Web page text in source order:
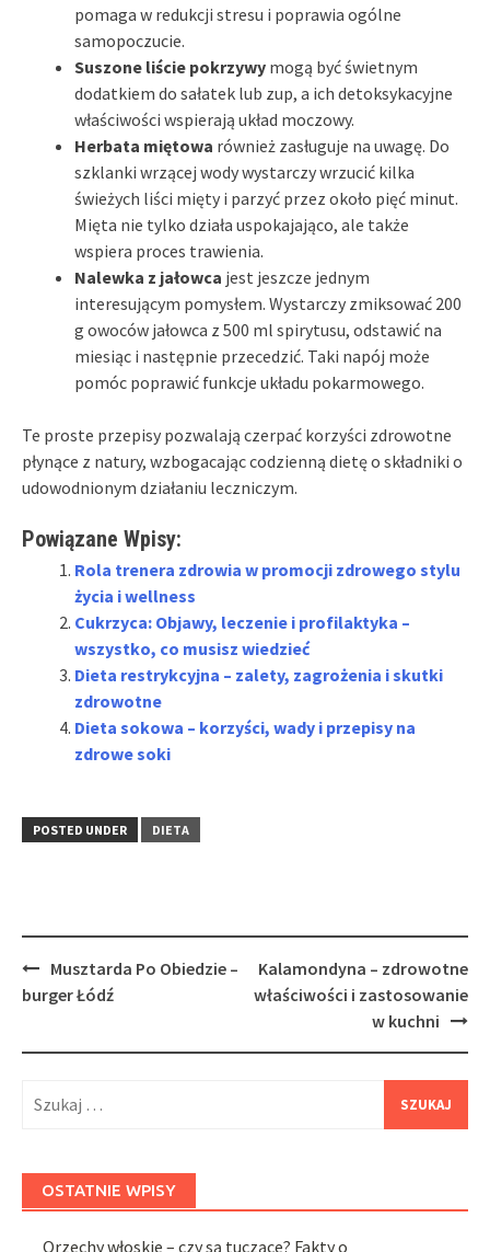
pomaga w redukcji stresu i poprawia ogólne
samopoczucie.
Suszone liście pokrzywy mogą być świetnym
dodatkiem do sałatek lub zup, a ich detoksykacyjne
właściwości wspierają układ moczowy.
Herbata miętowa również zasługuje na uwagę. Do
szklanki wrzącej wody wystarczy wrzucić kilka
świeżych liści mięty i parzyć przez około pięć minut.
Mięta nie tylko działa uspokajająco, ale także
wspiera proces trawienia.
Nalewka z jałowca jest jeszcze jednym
interesującym pomysłem. Wystarczy zmiksować 200
g owoców jałowca z 500 ml spirytusu, odstawić na
miesiąc i następnie przecedzić. Taki napój może
pomóc poprawić funkcje układu pokarmowego.
Te proste przepisy pozwalają czerpać korzyści zdrowotne
płynące z natury, wzbogacając codzienną dietę o składniki o
udowodnionym działaniu leczniczym.
Powiązane Wpisy:
Rola trenera zdrowia w promocji zdrowego stylu
życia i wellness
Cukrzyca: Objawy, leczenie i profilaktyka –
wszystko, co musisz wiedzieć
Dieta restrykcyjna – zalety, zagrożenia i skutki
zdrowotne
Dieta sokowa – korzyści, wady i przepisy na
zdrowe soki
POSTED UNDER DIETA
Post
navigation
Musztarda Po Obiedzie –
burger Łódź
Kalamondyna – zdrowotne
właściwości i zastosowanie
w kuchni
OSTATNIE WPISY
Orzechy włoskie – czy są tuczące? Fakty o